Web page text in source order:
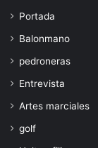
Portada
Balonmano
pedroneras
Entrevista
Artes marciales
golf